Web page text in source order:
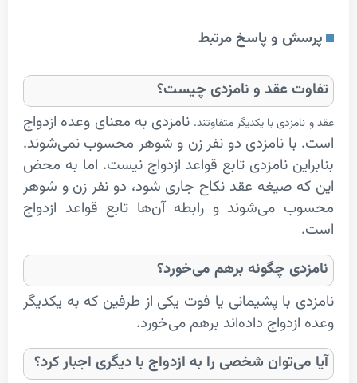
و پاسخ مرتبط
عقد ونامزدیچیست؟
با یکدیگر متفاوتند.نامزدی به معنای وعده ازدواج
نامزدی دو نفر زن و شوهر محسوب نمی‌شوند.
نامزدی تابع قواعد ازدواج نیست. اما به محض
صیغه عقد نکاح جاری شود، دو نفر زن و شوهر
می‌شوند و رابطه آن‌ها تابع قواعد ازدواج
چگونه برهم می‌خورد؟
با پشیمانی یا فوت یکی از طرفین که به یکدیگر
داده‌اند برهم می‌خورد.
شخصی را به ازدواج با دیگری اجبار کرد؟